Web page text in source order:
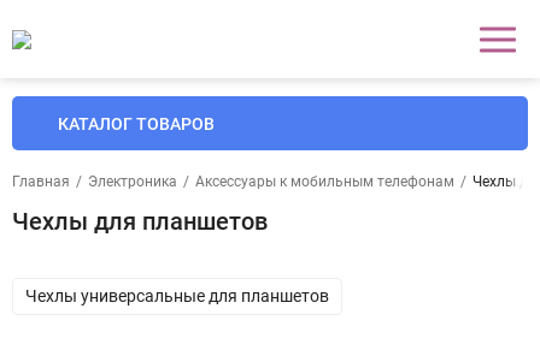
КАТАЛОГ ТОВАРОВ
Главная / Электроника / Аксессуары к мобильным телефонам / Чехлы
Чехлы для планшетов
Чехлы универсальные для планшетов